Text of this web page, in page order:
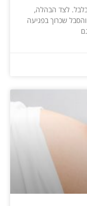
לצד הבהלה,
שכרוך בפגיעה